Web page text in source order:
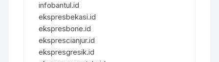
infobantul.id
ekspresbekasi.id
ekspresbone.id
eksprescianjur.id
ekspresgresik.id